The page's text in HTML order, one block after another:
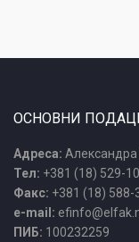
ОСНОВНИ
Адреса:
Тел: +381 (18) 529-
Факс: +381 (18) 588-
e-mail:
ПИБ: 100232259